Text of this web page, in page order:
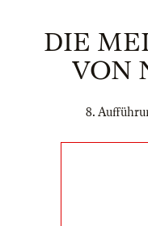
DIE
VON
8.